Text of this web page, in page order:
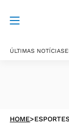
ÚLTIMAS NOTÍCIAS
HOME>